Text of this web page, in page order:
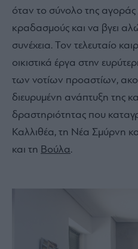
όταν το σύνολο της αγοράς
κραδασμούς και να βγει
συνέχεια. Τον τελευταίο
οικιστικά έργα στην
των νοτίων προαστίων,
διευρυμένη ανάπτυξη της
δραστηριότητας που
Καλλιθέα, τη Νέα Σμύρνη
και τη Βούλα.